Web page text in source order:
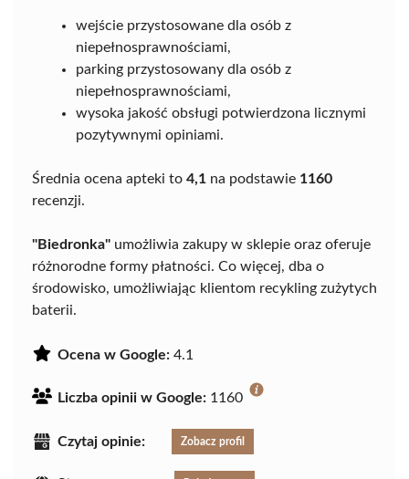
wejście przystosowane dla osób z
niepełnosprawnościami,
parking przystosowany dla osób z
niepełnosprawnościami,
wysoka jakość obsługi potwierdzona licznymi
pozytywnymi opiniami.
Średnia ocena apteki to 4,1 na podstawie 1160
recenzji.
"Biedronka" umożliwia zakupy w sklepie oraz oferuje
różnorodne formy płatności. Co więcej, dba o
środowisko, umożliwiając klientom recykling zużytych
baterii.
Ocena w Google: 4.1
Liczba opinii w Google: 1160
Czytaj opinie: Zobacz profil